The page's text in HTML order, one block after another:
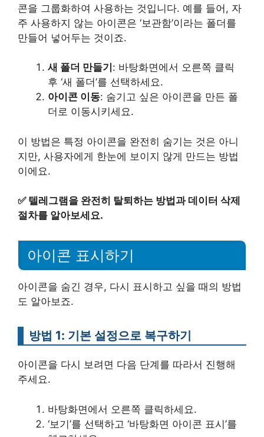
콘을 그룹화하여 사용하는 것입니다. 예를 들어, 자
주 사용하지 않는 아이콘은 ‘보관함’이라는 폴더를
만들어 넣어두는 것이죠.
새 폴더 만들기 : 바탕화면에서 오른쪽 클릭
후 ‘새 폴더’를 선택하세요.
아이콘 이동: 숨기고 싶은 아이콘을 만든 폴
더로 이동시키세요.
이 방법은 특정 아이콘을 완전히 숨기는 것은 아니
지만, 사용자에게 한눈에 보이지 않게 만드는 방법
이에요.
✅ 텔레그램을 완전히 탈퇴하는 방법과 데이터 삭제
절차를 알아보세요.
아이콘 표시하기
아이콘을 숨긴 경우, 다시 표시하고 싶을 때의 방법
도 알아보죠.
방법 1: 기본 설정으로 복구하기
아이콘을 다시 보려면 다음 단계를 따라서 진행해
주세요.
바탕화면에서 오른쪽 클릭하세요.
‘보기’를 선택하고 ‘바탕화면 아이콘 표시’를